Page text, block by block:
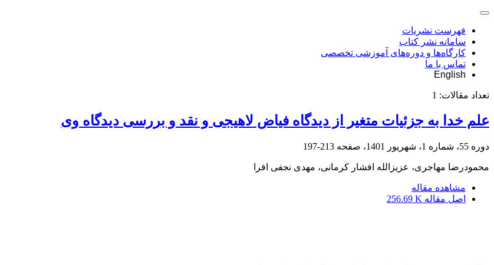
فهرست نشریات
سامانه نشر کتاب
کارگاه‌ها و دوره‌های آموزشی تخصصی
تماس با ما
English
تعداد مقالات: 1
علم خدا به جزئیات متغیر از دیدگاه فیاض لاهیجی و نقد و بررسی دیدگاه وی
دوره 55، شماره 1، شهریور 1401، صفحه 213-197
محمودرضا مهاجری، عزیزالله افشار کرمانی، مهدی نجفی افرا
مشاهده مقاله
اصل مقاله 256.69 K